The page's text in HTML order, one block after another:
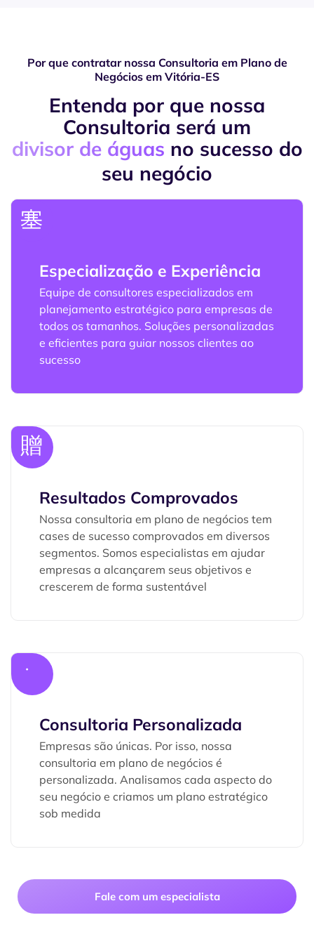
Por que contratar nossa Consultoria em Plano de
Negócios em Vitória-ES
Entenda por que nossa
Consultoria será um
divisor de águas no sucesso do
seu negócio
Especialização e Experiência
Equipe de consultores especializados em
planejamento estratégico para empresas de
todos os tamanhos. Soluções personalizadas
e eficientes para guiar nossos clientes ao
sucesso
Resultados Comprovados
Nossa consultoria em plano de negócios tem
cases de sucesso comprovados em diversos
segmentos. Somos especialistas em ajudar
empresas a alcançarem seus objetivos e
crescerem de forma sustentável
Consultoria Personalizada
Empresas são únicas. Por isso, nossa
consultoria em plano de negócios é
personalizada. Analisamos cada aspecto do
seu negócio e criamos um plano estratégico
sob medida
Fale com um especialista